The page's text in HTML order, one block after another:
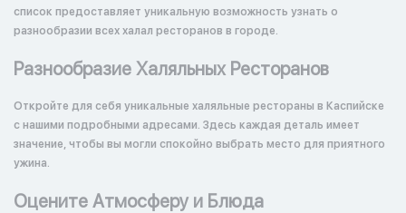
список предоставляет уникальную возможность узнать о
разнообразии всех халал ресторанов в городе.
Разнообразие Халяльных Ресторанов
Откройте для себя уникальные халяльные рестораны в Каспийске
с нашими подробными адресами. Здесь каждая деталь имеет
значение, чтобы вы могли спокойно выбрать место для приятного
ужина.
Оцените Атмосферу и Блюда